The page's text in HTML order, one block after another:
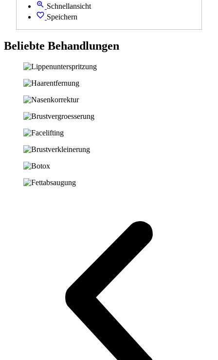
Schnellansicht
Speichern
Beliebte Behandlungen